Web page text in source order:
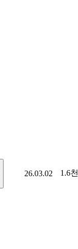
26.03.02 1.6천